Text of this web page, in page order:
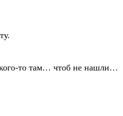
то там… чтоб не нашли…